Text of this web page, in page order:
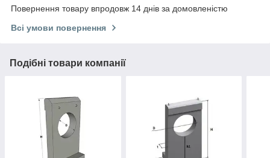
Повернення товару впродовж 14 днів за домовленістю
Всі умови повернення
Подібні товари компанії